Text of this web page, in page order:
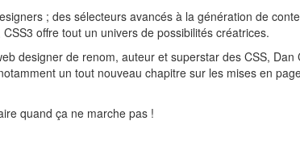
; des sélecteurs avancés à la génération de
offre tout un univers de possibilités créatrices.
designer de renom, auteur et superstar des CSS,
un tout nouveau chapitre sur les mises en
quand ça ne marche pas !